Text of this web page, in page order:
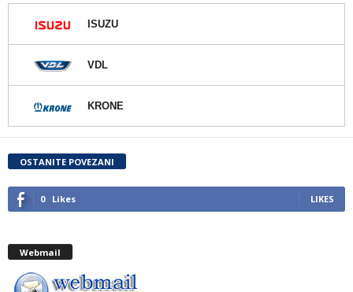
ISUZU
VDL
KRONE
OSTANITE POVEZANI
0 Likes LIKES
Webmail